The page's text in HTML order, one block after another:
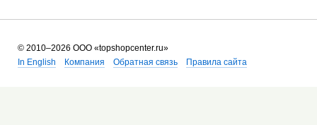
© 2010–2026 ООО «topshopcenter.ru»
In English
Компания Обратная связь Правила сайта